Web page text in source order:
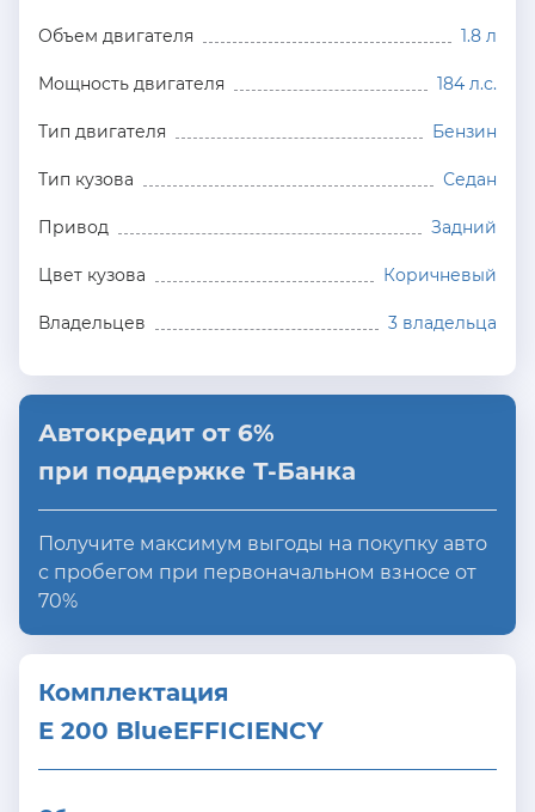
Объем двигателя 1.8 л
Мощность двигателя 184 л.с.
Тип двигателя Бензин
Тип кузова Седан
Привод Задний
Цвет кузова Коричневый
Владельцев 3 владельца
Автокредит от 6%
при поддержке Т-Банка
Получите максимум выгоды на покупку авто
с пробегом при первоначальном взносе от
70%
Комплектация
E 200 BlueEFFICIENCY